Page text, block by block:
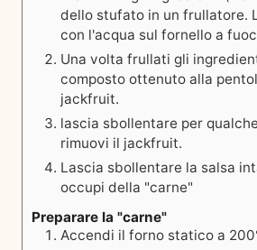
dello stufato in un frullatore.
con l'acqua sul fornello a
Una volta frullati gli
composto ottenuto alla
jackfruit.
lascia sbollentare per
rimuovi il jackfruit.
Lascia sbollentare la salsa
occupi della "carne"
Preparare la "carne"
Accendi il forno statico a